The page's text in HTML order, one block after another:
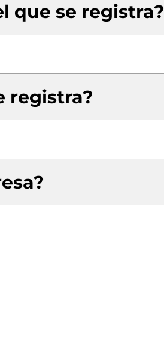
que se registra?
registra?